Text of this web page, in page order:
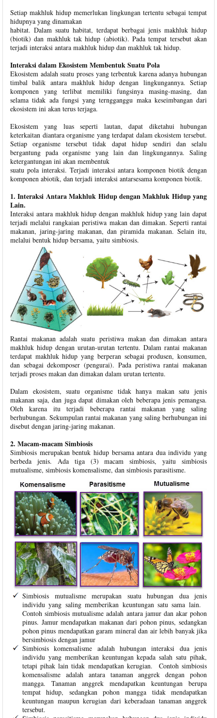
Setiap makhluk hidup memerlukan lingkungan tertentu sebagai tempat
hidupnya yang dinamakan
habitat. Dalam suatu habitat, terdapat berbagai jenis makhluk hidup
(biotik) dan makhluk tak hidup (abiotik). Pada tempat tersebut akan
terjadi interaksi antara makhluk hidup dan makhluk tak hidup.
Interaksi dalam Ekosistem Membentuk Suatu Pola
Ekosistem adalah suatu proses yang terbentuk karena adanya hubungan
timbal balik antara makhluk hidup dengan lingkungannya. Setiap
komponen yang terlibat memiliki fungsinya masing-masing, dan
selama tidak ada fungsi yang terngganggu maka keseimbangan dari
ekosistem ini akan terus terjaga.
Ekosistem yang luas seperti lautan, dapat diketahui hubungan
keterkaitan diantara organisme yang terdapat dalam ekosistem tersebut.
Setiap organisme tersebut tidak dapat hidup sendiri dan selalu
bergantung pada organisme yang lain dan lingkungannya. Saling
ketergantungan ini akan membentuk
suatu pola interaksi. Terjadi interaksi antara komponen biotik dengan
komponen abiotik, dan terjadi interaksi antarsesama komponen biotik.
1. Interaksi Antara Makhluk Hidup dengan Makhluk Hidup yang
Lain.
Interaksi antara makhluk hidup dengan makhluk hidup yang lain dapat
terjadi melalui rangkaian peristiwa makan dan dimakan. Seperti rantai
makanan, jaring-jaring makanan, dan piramida makanan. Selain itu,
melalui bentuk hidup bersama, yaitu simbiosis.
Rantai makanan adalah suatu peristiwa makan dan dimakan antara
makhluk hidup dengan urutan-urutan tertentu. Dalam rantai makanan
terdapat makhluk hidup yang berperan sebagai produsen, konsumen,
dan sebagai dekomposer (pengurai). Pada peristiwa rantai makanan
terjadi proses makan dan dimakan dalam urutan tertentu.
Dalam ekosistem, suatu organisme tidak hanya makan satu jenis
makanan saja, dan juga dapat dimakan oleh beberapa jenis pemangsa.
Oleh karena itu terjadi beberapa rantai makanan yang saling
berhubungan. Sekumpulan rantai makanan yang saling berhubungan ini
disebut dengan jaring-jaring makanan.
2. Macam-macam Simbiosis
Simbiosis merupakan bentuk hidup bersama antara dua individu yang
berbeda jenis. Ada tiga (3) macam simbiosis, yaitu simbiosis
mutualisme, simbiosis komensalisme, dan simbiosis parasitisme.
Simbiosis mutualisme merupakan suatu hubungan dua jenis
individu yang saling memberikan keuntungan satu sama lain.
Contoh simbiosis mutualisme adalah antara jamur dan akar pohon
pinus. Jamur mendapatkan makanan dari pohon pinus, sedangkan
pohon pinus mendapatkan garam mineral dan air lebih banyak jika
bersimbiosis dengan jamur
Simbiosis komensalisme adalah hubungan interaksi dua jenis
individu yang memberikan keuntungan kepada salah satu pihak,
tetapi pihak lain tidak mendapatkan kerugian. Contoh simbiosis
komensalisme adalah antara tanaman anggrek dengan pohon
mangga. Tanaman anggrek mendapatkan keuntungan berupa
tempat hidup, sedangkan pohon mangga tidak mendapatkan
keuntungan maupun kerugian dari keberadaan tanaman anggrek
tersebut.